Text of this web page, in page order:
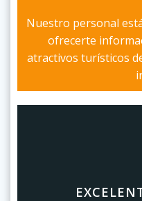
Nuestro personal
ofrecerte
atractivos turísticos